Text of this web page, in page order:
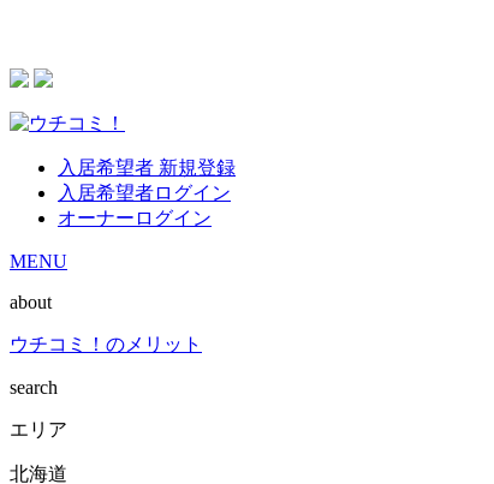
入居希望者 新規登録
入居希望者ログイン
オーナーログイン
MENU
about
ウチコミ！のメリット
search
エリア
北海道